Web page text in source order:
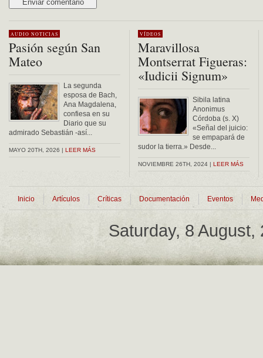
AUDIO NOTICIAS
Pasión según San
Mateo
La segunda
esposa de Bach,
Ana Magdalena,
confiesa en su
Diario que su
admirado Sebastián -así...
MAYO 20TH, 2026 | LEER MÁS
VÍDEOS
Maravillosa
Montserrat Figueras:
«Iudicii Signum»
Sibila latina
Anonimus
Córdoba (s. X)
«Señal del juicio:
se empapará de
sudor la tierra.» Desde...
NOVIEMBRE 26TH, 2024 | LEER MÁS
Inicio Artículos Críticas Documentación Eventos
Saturday, 8